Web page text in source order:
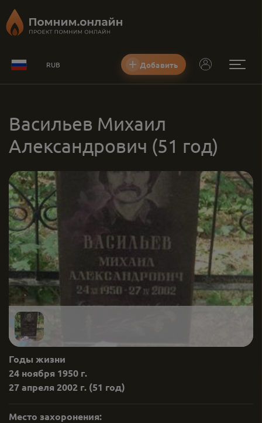
RUB Добавить
Васильев Михаил
Александрович (51 год)
Годы жизни
24 ноября 1950 г.
27 апреля 2002 г. (51 год)
Место захоронения: